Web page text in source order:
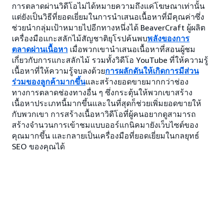
การตลาดผ่านวิดีโอไม่ได้หมายความถึงแค่โฆษณาเท่านั้น
แต่ยังเป็นวิธีที่ยอดเยี่ยมในการนำเสนอเนื้อหาที่มีคุณค่าซึ่ง
ช่วยนำกลุ่มเป้าหมายไปอีกทางหนึ่งได้ BeaverCraft ผู้ผลิต
เครื่องมือแกะสลักไม้สัญชาติยุโรปค้นพบพลังของการ
ตลาดผ่านเนื้อหา เมื่อพวกเขานำเสนอเนื้อหาที่สอนผู้ชม
เกี่ยวกับการแกะสลักไม้ รวมทั้งวิดีโอ YouTube ที่ให้ความรู้
เนื้อหาที่ให้ความรู้จบลงด้วยการผลักดันให้เกิดการมีส่วน
ร่วมของลูกค้ามากขึ้นและสร้างยอดขายมากกว่าช่อง
ทางการตลาดช่องทางอื่น ๆ ซึ่งกระตุ้นให้พวกเขาสร้าง
เนื้อหาประเภทนี้มากขึ้นและในที่สุดก็ช่วยเพิ่มยอดขายให้
กับพวกเขา การสร้างเนื้อหาวิดีโอที่ผู้คนอยากดูสามารถ
สร้างจำนวนการเข้าชมแบบออร์แกนิคมายังเว็บไซต์ของ
คุณมากขึ้น และกลายเป็นเครื่องมือที่ยอดเยี่ยมในกลยุทธ์
SEO ของคุณได้